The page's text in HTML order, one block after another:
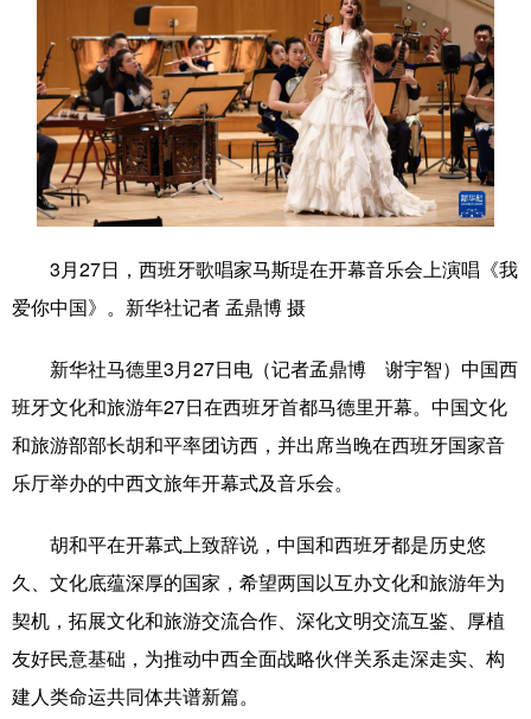
文化 书画 健康 军事
访谈 视频 图片 政务
法律 中央文件 金融 汽车
食品 人居 信息化 数字经济
文化产业
北京 天津 河北 山西
辽宁 吉林 上海 江苏
3月27日，西班牙歌唱家马斯瑅在开幕音乐会上演唱《我
爱你中国》。新华社记者 孟鼎博 摄
新华社马德里3月27日电（记者孟鼎博 谢宇智）中国西
班牙文化和旅游年27日在西班牙首都马德里开幕。中国文化
和旅游部部长胡和平率团访西，并出席当晚在西班牙国家音
乐厅举办的中西文旅年开幕式及音乐会。
胡和平在开幕式上致辞说，中国和西班牙都是历史悠
久、文化底蕴深厚的国家，希望两国以互办文化和旅游年为
契机，拓展文化和旅游交流合作、深化文明交流互鉴、厚植
友好民意基础，为推动中西全面战略伙伴关系走深走实、构
建人类命运共同体共谱新篇。